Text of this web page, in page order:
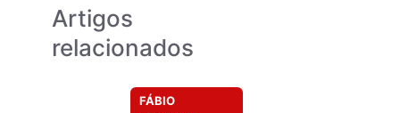
Artigos
relacionados
FÁBIO